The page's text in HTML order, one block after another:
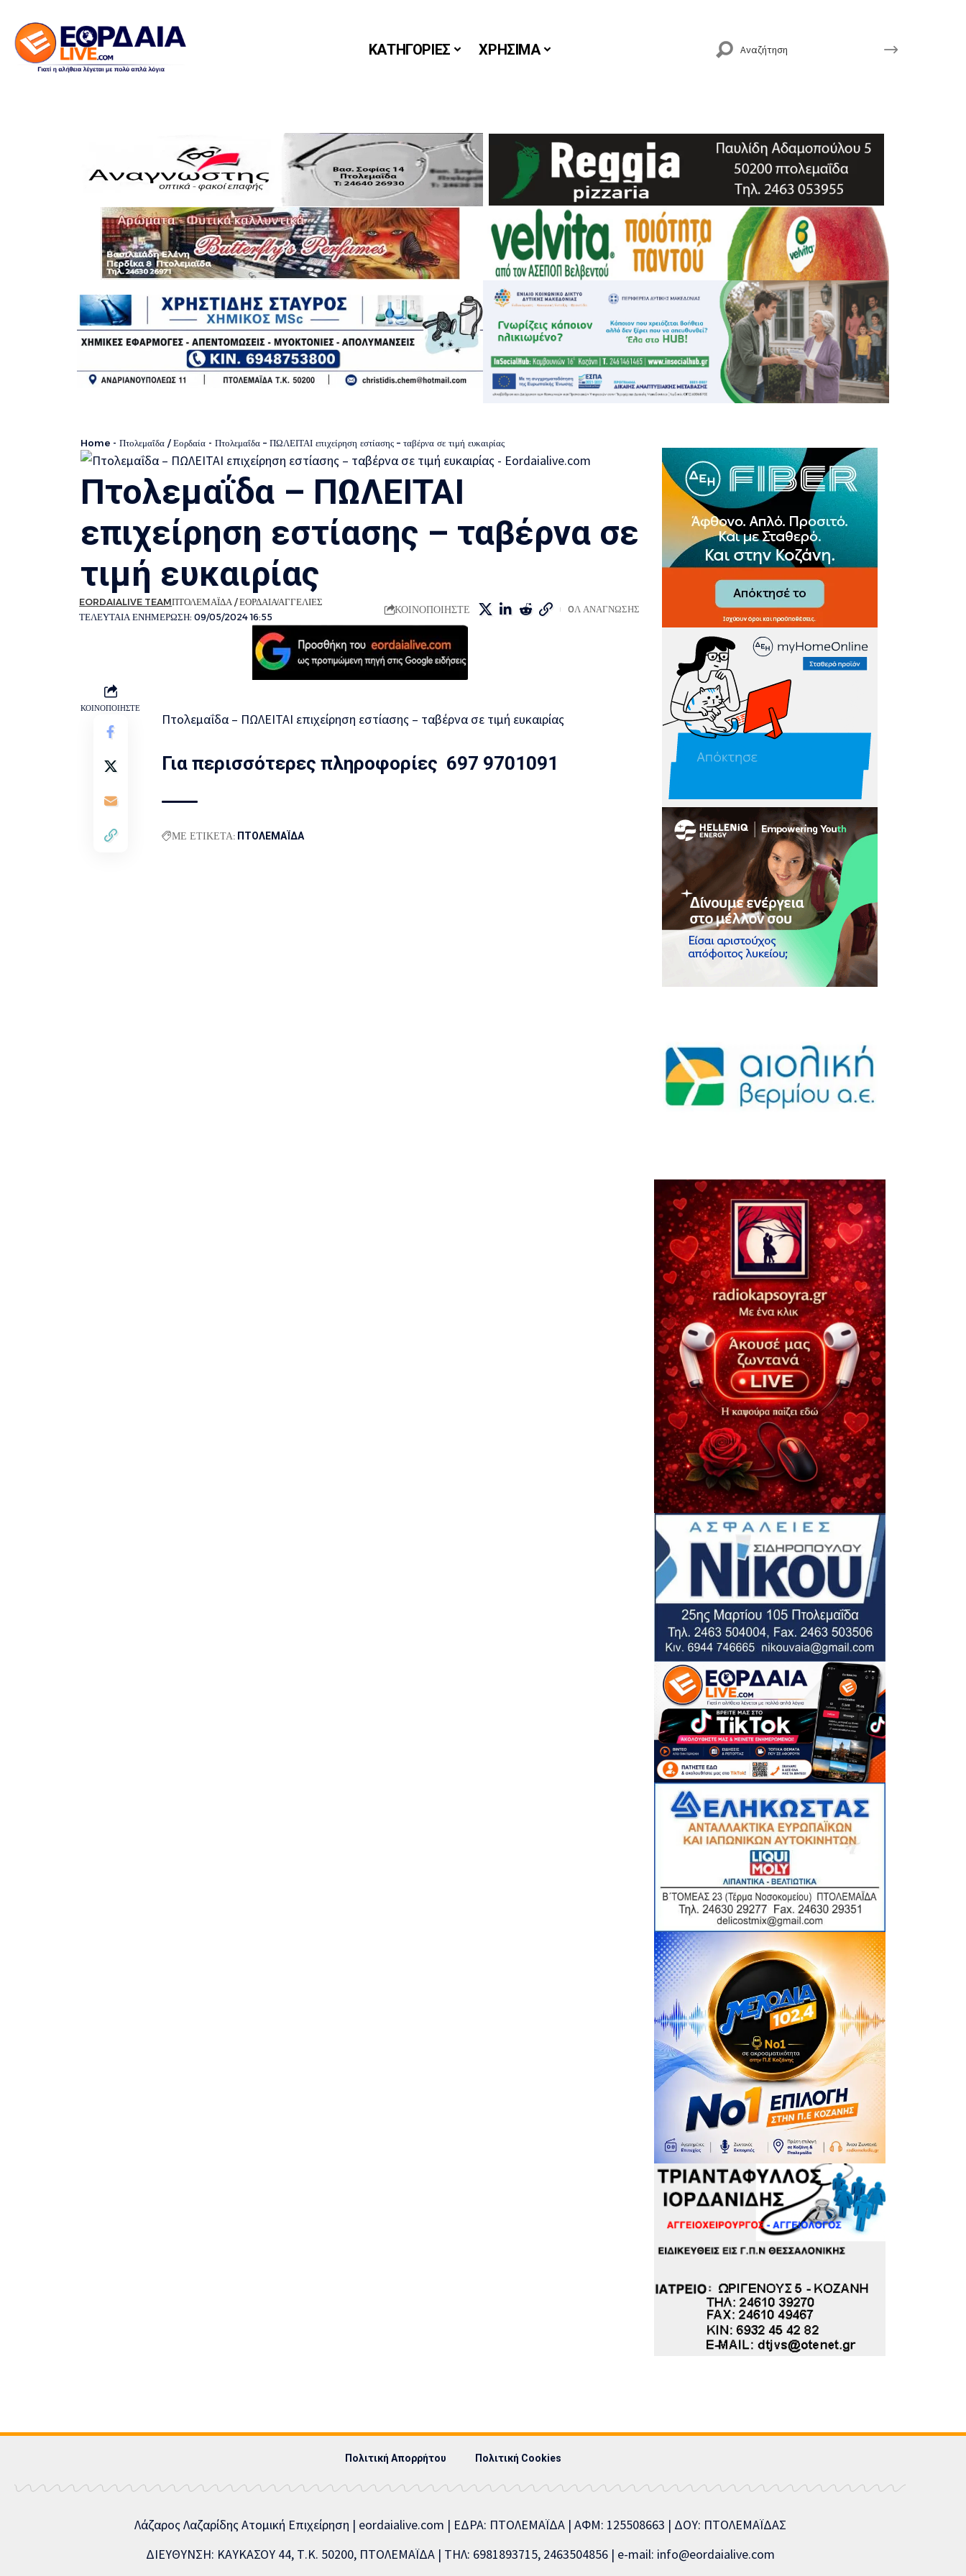
ΚΑΤΗΓΟΡΙΕΣ ΧΡΗΣΙΜΑ
Home - Πτολεμαΐδα / Εορδαία - Πτολεμαΐδα – ΠΩΛΕΙΤΑΙ επιχείρηση εστίασης – ταβέρνα σε τιμή ευκαιρίας
Πτολεμαΐδα – ΠΩΛΕΙΤΑΙ
επιχείρηση εστίασης – ταβέρνα σε
τιμή ευκαιρίας
ΤΕΛΕΥΤΑΙΑ ΕΝΗΜΕΡΩΣΗ: 09/05/2024 16:55
EORDAIALIVE TEAMΠΤΟΛΕΜΑΪΔΑ / ΕΟΡΔΑΙΑΑΓΓΕΛΙΕΣ
ΚΟΙΝΟΠΟΙΗΣΤΕ 0Λ ΑΝΑΓΝΩΣΗΣ
ΚΟΙΝΟΠΟΙΗΣΤΕ
Πτολεμαΐδα – ΠΩΛΕΙΤΑΙ επιχείρηση εστίασης – ταβέρνα σε τιμή ευκαιρίας
Για περισσότερες πληροφορίες 697 9701091
ΜΕ ΕΤΙΚΕΤΑ: ΠΤΟΛΕΜΑΪΔΑ
Πολιτική Απορρήτου Πολιτική Cookies
Λάζαρος Λαζαρίδης Ατομική Επιχείρηση | eordaialive.com | ΕΔΡΑ: ΠΤΟΛΕΜΑΪΔΑ | ΑΦΜ: 125508663 | ΔΟΥ: ΠΤΟΛΕΜΑΪΔΑΣ
ΔΙΕΥΘΥΝΣΗ: ΚΑΥΚΑΣΟΥ 44, Τ.Κ. 50200, ΠΤΟΛΕΜΑΪΔΑ | ΤΗΛ: 6981893715, 2463504856 | e-mail: info@eordaialive.com